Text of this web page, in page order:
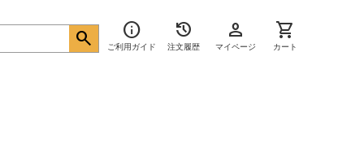
search info
ご利用ガイド
history
注文履歴
person
マイページ
shopping_cart
カート